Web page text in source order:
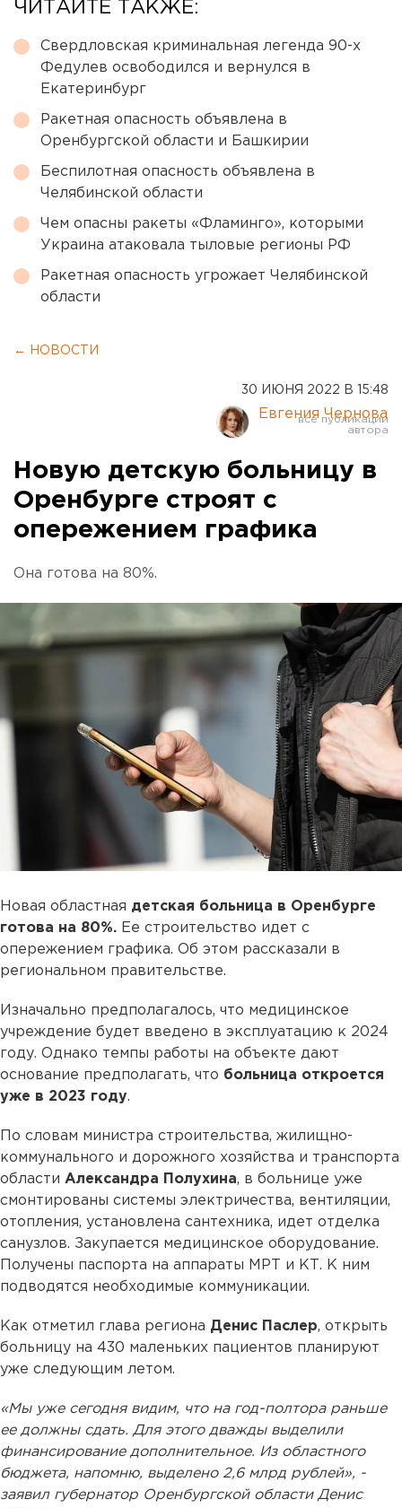
ЧИТАЙТЕ ТАКЖЕ:
Свердловская криминальная легенда 90-х
Федулев освободился и вернулся в
Екатеринбург
Ракетная опасность объявлена в
Оренбургской области и Башкирии
Беспилотная опасность объявлена в
Челябинской области
Чем опасны ракеты «Фламинго», которыми
Украина атаковала тыловые регионы РФ
Ракетная опасность угрожает Челябинской
области
← НОВОСТИ
30 ИЮНЯ 2022 В 15:48
Евгения Чернова
Новую детскую больницу в
Оренбурге строят с
опережением графика
Она готова на 80%.
Новая областная детская больница в Оренбурге
готова на 80%. Ее строительство идет с
опережением графика. Об этом рассказали в
региональном правительстве.
Изначально предполагалось, что медицинское
учреждение будет введено в эксплуатацию к 2024
году. Однако темпы работы на объекте дают
основание предполагать, что больница откроется
уже в 2023 году.
По словам министра строительства, жилищно-
коммунального и дорожного хозяйства и транспорта
области Александра Полухина, в больнице уже
смонтированы системы электричества, вентиляции,
отопления, установлена сантехника, идет отделка
санузлов. Закупается медицинское оборудование.
Получены паспорта на аппараты МРТ и КТ. К ним
подводятся необходимые коммуникации.
Как отметил глава региона Денис Паслер, открыть
больницу на 430 маленьких пациентов планируют
уже следующим летом.
«Мы уже сегодня видим, что на год-полтора раньше
ее должны сдать. Для этого дважды выделили
финансирование дополнительное. Из областного
бюджета, напомню, выделено 2,6 млрд рублей», -
заявил губернатор Оренбургской области Денис